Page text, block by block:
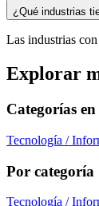
¿Qué industrias
Las industrias
Explorar
Categorías en
Tecnología /
Por categoría
Tecnología /